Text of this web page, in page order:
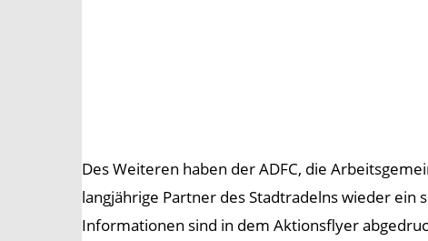
Des Weiteren haben der ADFC, die
langjährige Partner des Stadtradelns wieder
Informationen sind in dem Aktionsflyer